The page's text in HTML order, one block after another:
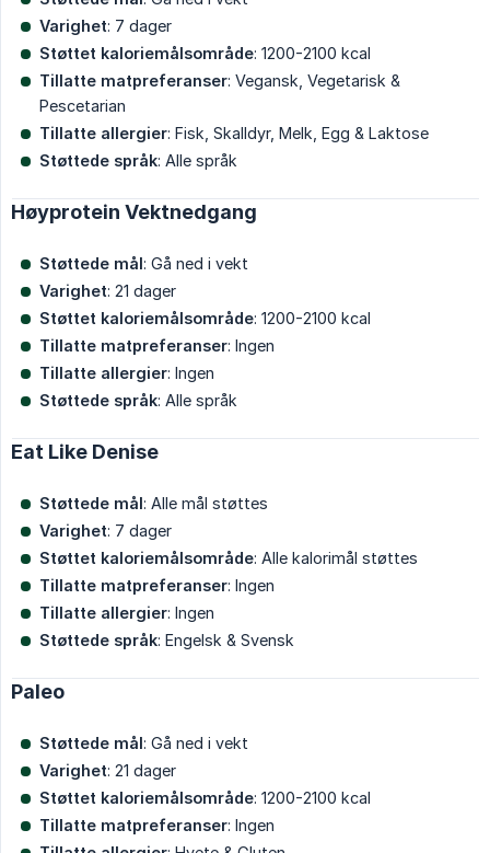
Varighet: 7 dager
Støttet kaloriemålsområde: 1200-2100 kcal
Tillatte matpreferanser: Vegansk, Vegetarisk &
Pescetarian
Tillatte allergier: Fisk, Skalldyr, Melk, Egg & Laktose
Støttede språk: Alle språk
Høyprotein Vektnedgang
Støttede mål: Gå ned i vekt
Varighet: 21 dager
Støttet kaloriemålsområde: 1200-2100 kcal
Tillatte matpreferanser: Ingen
Tillatte allergier: Ingen
Støttede språk: Alle språk
Eat Like Denise
Støttede mål: Alle mål støttes
Varighet: 7 dager
Støttet kaloriemålsområde: Alle kalorimål støttes
Tillatte matpreferanser: Ingen
Tillatte allergier: Ingen
Støttede språk: Engelsk & Svensk
Paleo
Støttede mål: Gå ned i vekt
Varighet: 21 dager
Støttet kaloriemålsområde: 1200-2100 kcal
Tillatte matpreferanser: Ingen